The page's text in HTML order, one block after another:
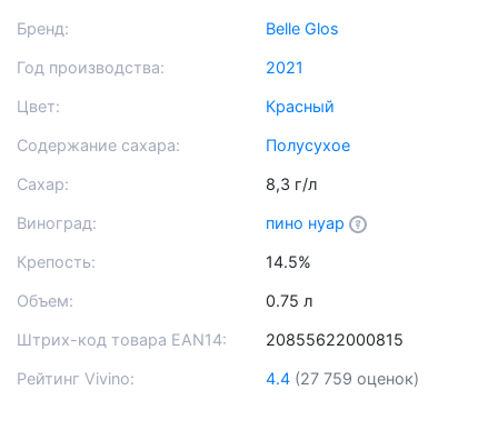
Бренд: Belle Glos
Год производства: 2021
Цвет: Красный
Содержание сахара: Полусухое
Сахар: 8,3 г/л
Виноград: пино нуар
Крепость: 14.5%
Объем: 0.75 л
Штрих-код товара EAN14: 20855622000815
Рейтинг Vivino: 4.4 (27 759 оценок)